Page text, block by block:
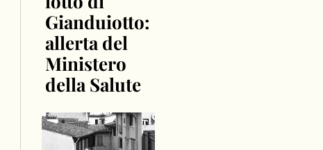
Gianduiotto:
allerta del
Ministero
della Salute